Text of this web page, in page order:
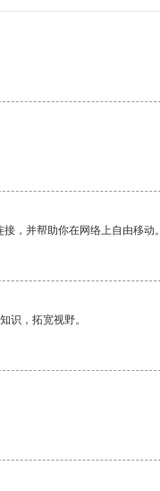
，并帮助你在网络上自由移动。
识，拓宽视野。